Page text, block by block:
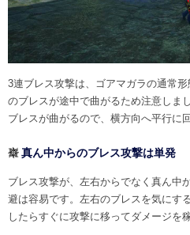
3連ブレス攻撃は、ゴアマガラの通常
のブレスが途中で曲がるため注意しま
ブレスが曲がるので、横方向へ平行に
真ん中からのブレス攻撃は単発
ブレス攻撃が、左右からでなく真ん中
避は容易です。左右のブレスを気にす
したらすぐに攻撃に移ってダメージを